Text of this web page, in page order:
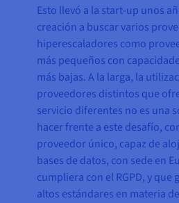
Esto llevó a la start-up unos
creación a buscar varios
hiperescaladores como
más pequeños con
más bajas. A la larga, la
proveedores distintos que
servicio diferentes no es una
hacer frente a este desafío,
proveedor único, capaz de
bases de datos, con sede en
cumpliera con el RGPD, y que
altos estándares en materia